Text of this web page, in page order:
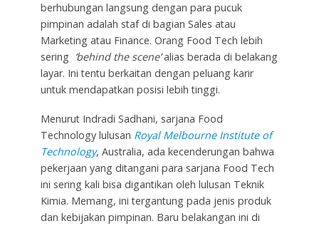
berhubungan langsung dengan para pucuk
pimpinan adalah staf di bagian Sales atau
Marketing atau Finance. Orang Food Tech lebih
sering ‘behind the scene’alias berada di belakang
layar. Ini tentu berkaitan dengan peluang karir
untuk mendapatkan posisi lebih tinggi.
Menurut Indradi Sadhani, sarjana Food
Technology lulusan Royal Melbourne Institute of
Technology, Australia, ada kecenderungan bahwa
pekerjaan yang ditangani para sarjana Food Tech
ini sering kali bisa digantikan oleh lulusan Teknik
Kimia. Memang, ini tergantung pada jenis produk
dan kebijakan pimpinan. Baru belakangan ini di